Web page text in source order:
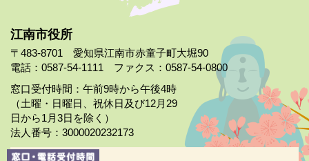
江南市役所
〒483-8701 愛知県江南市赤童子町大堀90
電話：0587-54-1111 ファクス：0587-54-0800
窓口受付時間：午前9時から午後4時
（土曜・日曜日、祝休日及び12月29
日から1月3日を除く）
法人番号：3000020232173
市役所案内